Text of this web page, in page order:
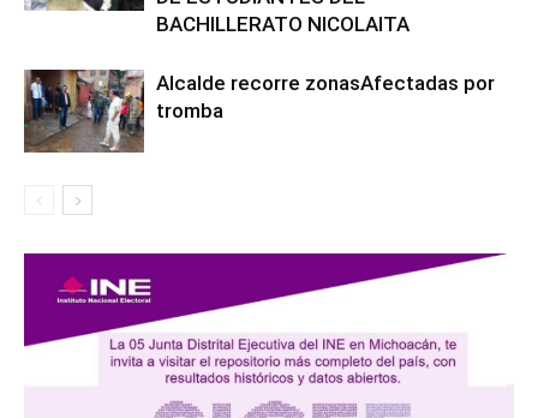
BACHILLERATO NICOLAITA
Alcalde recorre zonasAfectadas por
tromba